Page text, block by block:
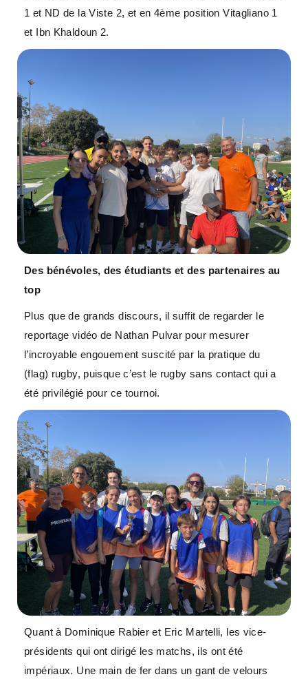
1 et ND de la Viste 2, et en 4ème position Vitagliano 1
et Ibn Khaldoun 2.
Des bénévoles, des étudiants et des partenaires au
top
Plus que de grands discours, il suffit de regarder le
reportage vidéo de Nathan Pulvar pour mesurer
l’incroyable engouement suscité par la pratique du
(flag) rugby, puisque c’est le rugby sans contact qui a
été privilégié pour ce tournoi.
Quant à Dominique Rabier et Eric Martelli, les vice-
présidents qui ont dirigé les matchs, ils ont été
impériaux. Une main de fer dans un gant de velours